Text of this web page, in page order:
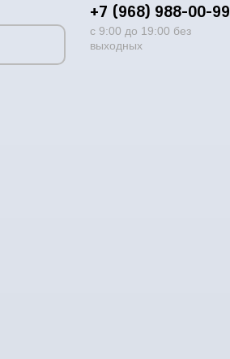
+7 (968) 988-00-99
с 9:00 до 19:00 без
выходных